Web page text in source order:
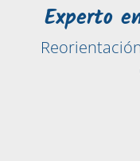
Experto